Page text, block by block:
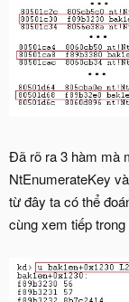
Đã rõ ra 3 hàm mà
NtEnumerateKey
từ đây ta có thể
cùng xem tiếp